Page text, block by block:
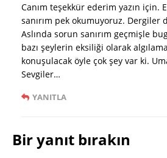
Canım teşekkür ederim yazın için.
sanırım pek okumuyoruz. Dergiler
Aslında sorun sanırım geçmişle
bazı şeylerin eksiliği olarak
konuşulacak öyle çok şey var ki.
Sevgiler…
YANITLA
Bir yanıt bırakın